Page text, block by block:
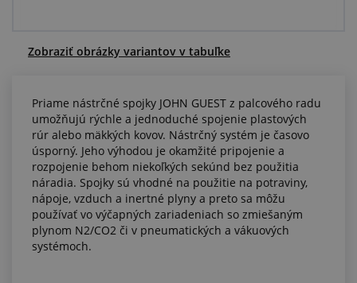
Zobraziť obrázky variantov v tabuľke
Priame nástrčné spojky JOHN GUEST z palcového radu
umožňujú rýchle a jednoduché spojenie plastových
rúr alebo mäkkých kovov. Nástrčný systém je časovo
úsporný. Jeho výhodou je okamžité pripojenie a
rozpojenie behom niekoľkých sekúnd bez použitia
náradia. Spojky sú vhodné na použitie na potraviny,
nápoje, vzduch a inertné plyny a preto sa môžu
používať vo výčapných zariadeniach so zmiešaným
plynom N2/CO2 či v pneumatických a vákuových
systémoch.